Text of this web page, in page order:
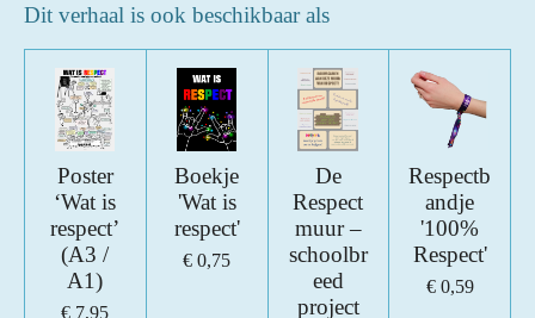
Dit verhaal is ook beschikbaar als
Poster
‘Wat is
respect’
(A3 /
A1)
€ 7,95
Boekje
'Wat is
respect'
€ 0,75
De
Respect
muur –
schoolbr
eed
project
Respectb
andje
'100%
Respect'
€ 0,59